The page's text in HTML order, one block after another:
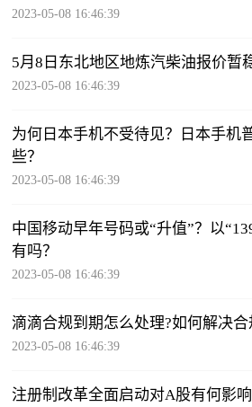
2023-05-08 16:46:39
5月8日东北地区地炼汽柴油报价暂
2023-05-08 16:46:39
为何日本手机不受待见？日本手机
些？
2023-05-08 16:46:39
中国移动早年号码或“升值”？以
有吗？
2023-05-08 16:46:39
滴滴合规到期怎么处理?如何解决合
2023-05-08 16:46:39
注册制改革全面启动对A股有何影